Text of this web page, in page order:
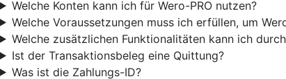
Welche Konten kann ich für Wero-PRO nutzen?
Welche Voraussetzungen muss ich erfüllen, um
Welche zusätzlichen Funktionalitäten kann ich
Ist der Transaktionsbeleg eine Quittung?
Was ist die Zahlungs-ID?